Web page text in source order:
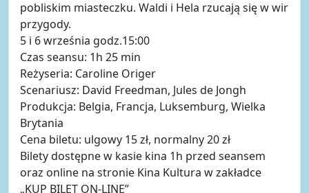
pobliskim miasteczku. Waldi i Hela rzucają się w wir
przygody.
5 i 6 września godz.15:00
Czas seansu: 1h 25 min
Reżyseria: Caroline Origer
Scenariusz: David Freedman, Jules de Jongh
Produkcja: Belgia, Francja, Luksemburg, Wielka
Brytania
Cena biletu: ulgowy 15 zł, normalny 20 zł
Bilety dostępne w kasie kina 1h przed seansem
oraz online na stronie Kina Kultura w zakładce
„KUP BILET ON-LINE”